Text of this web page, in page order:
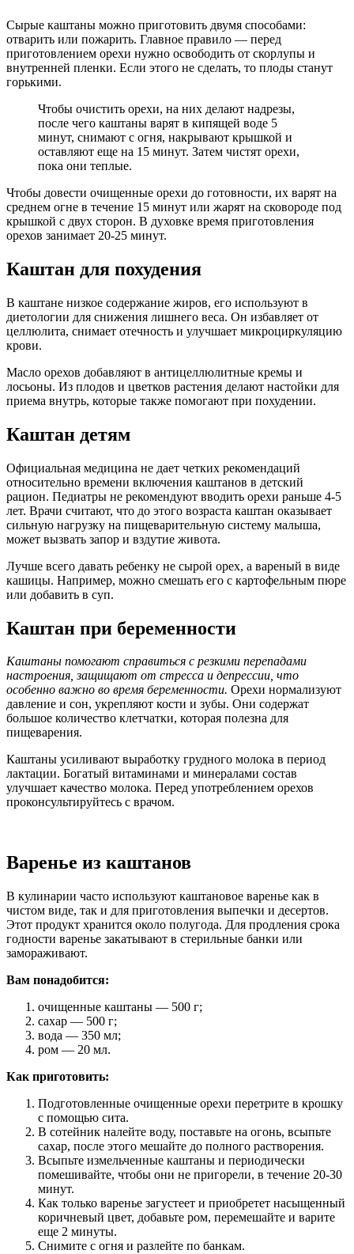
Сырые каштаны можно приготовить двумя способами:
отварить или пожарить. Главное правило — перед
приготовлением орехи нужно освободить от скорлупы и
внутренней пленки. Если этого не сделать, то плоды станут
горькими.
Чтобы очистить орехи, на них делают надрезы,
после чего каштаны варят в кипящей воде 5
минут, снимают с огня, накрывают крышкой и
оставляют еще на 15 минут. Затем чистят орехи,
пока они теплые.
Чтобы довести очищенные орехи до готовности, их варят на
среднем огне в течение 15 минут или жарят на сковороде под
крышкой с двух сторон. В духовке время приготовления
орехов занимает 20-25 минут.
Каштан для похудения
В каштане низкое содержание жиров, его используют в
диетологии для снижения лишнего веса. Он избавляет от
целлюлита, снимает отечность и улучшает микроциркуляцию
крови.
Масло орехов добавляют в антицеллюлитные кремы и
лосьоны. Из плодов и цветков растения делают настойки для
приема внутрь, которые также помогают при похудении.
Каштан детям
Официальная медицина не дает четких рекомендаций
относительно времени включения каштанов в детский
рацион. Педиатры не рекомендуют вводить орехи раньше 4-5
лет. Врачи считают, что до этого возраста каштан оказывает
сильную нагрузку на пищеварительную систему малыша,
может вызвать запор и вздутие живота.
Лучше всего давать ребенку не сырой орех, а вареный в виде
кашицы. Например, можно смешать его с картофельным пюре
или добавить в суп.
Каштан при беременности
Каштаны помогают справиться с резкими перепадами
настроения, защищают от стресса и депрессии, что
особенно важно во время беременности. Орехи нормализуют
давление и сон, укрепляют кости и зубы. Они содержат
большое количество клетчатки, которая полезна для
пищеварения.
Каштаны усиливают выработку грудного молока в период
лактации. Богатый витаминами и минералами состав
улучшает качество молока. Перед употреблением орехов
проконсультируйтесь с врачом.
Варенье из каштанов
В кулинарии часто используют каштановое варенье как в
чистом виде, так и для приготовления выпечки и десертов.
Этот продукт хранится около полугода. Для продления срока
годности варенье закатывают в стерильные банки или
замораживают.
Вам понадобится:
очищенные каштаны — 500 г;
сахар — 500 г;
вода — 350 мл;
ром — 20 мл.
Как приготовить:
Подготовленные очищенные орехи перетрите в крошку
с помощью сита.
В сотейник налейте воду, поставьте на огонь, всыпьте
сахар, после этого мешайте до полного растворения.
Всыпьте измельченные каштаны и периодически
помешивайте, чтобы они не пригорели, в течение 20-30
минут.
Как только варенье загустеет и приобретет насыщенный
коричневый цвет, добавьте ром, перемешайте и варите
еще 2 минуты.
Снимите с огня и разлейте по банкам.